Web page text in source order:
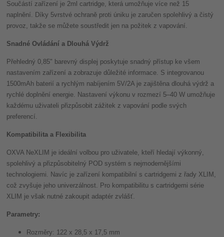
Součástí zařízení je 2ml cartridge, která umožňuje více než 15
naplnění. Díky 5vrstvé ochraně proti úniku je zaručen spolehlivý a čistý
provoz, takže se můžete soustředit jen na požitek z vapování.
Snadné Ovládání a Dlouhá Výdrž
Přehledný 0,85" barevný displej poskytuje snadný přístup ke všem
nastavením zařízení a zobrazuje důležité informace. S integrovanou
1500mAh baterií a rychlým nabíjením 5V/2A je zajištěna dlouhá výdrž a
rychlé doplnění energie. Nastavení výkonu v rozmezí 5–40 W umožňuje
každému uživateli přizpůsobit zážitek z vapování podle svých
preferencí.
Kompatibilita a Flexibilita
OXVA NeXLIM je ideální volbou pro uživatele, kteří hledají výkonný,
spolehlivý a přizpůsobitelný POD systém s nejmodernějšími
technologiemi. Navíc je zařízení kompatibilní s cartridgemi z řady XLIM,
což zvyšuje jeho univerzálnost. Pro kompatibilitu s cartridgemi série
XLIM je však nutné zakoupit adaptér zvlášť.
Parametry:
Rozměry: 122 x 28,5 x 17,5 mm